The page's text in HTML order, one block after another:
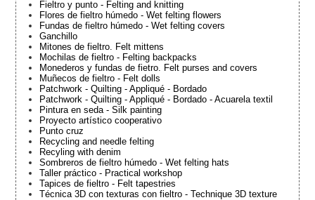
Fieltro y punto - Felting and knitting
Flores de fieltro húmedo - Wet felting flowers
Fundas de fieltro húmedo - Wet felting covers
Ganchillo
Mitones de fieltro. Felt mittens
Mochilas de fieltro - Felting backpacks
Monederos y fundas de fietro. Felt purses and covers
Muñecos de fieltro - Felt dolls
Patchwork - Quilting - Appliqué - Bordado
Patchwork - Quilting - Appliqué - Bordado - Acuarela textil
Pintura en seda - Silk painting
Proyecto artístico cooperativo
Punto cruz
Recycling and needle felting
Recyling with denim
Sombreros de fieltro húmedo - Wet felting hats
Taller práctico - Practical workshop
Tapices de fieltro - Felt tapestries
Técnica 3D con texturas con fieltro - Technique 3D texture